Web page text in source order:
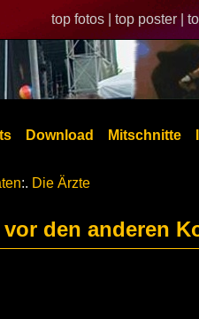
top fotos | top poster |
Download Mitschnitte
:. Die Ärzte
den anderen